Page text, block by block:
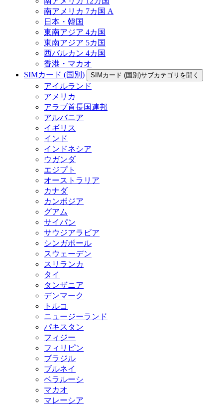
南アメリカ 7カ国 A
日本・韓国
東南アジア 4カ国
東南アジア 5カ国
西バルカン 4カ国
香港・マカオ
SIMカード (国別)
SIMカード (国別)サブカテゴリを開く
アイルランド
アメリカ
アラブ首長国連邦
アルバニア
イギリス
インド
インドネシア
ウガンダ
エジプト
オーストラリア
カナダ
カンボジア
グアム
サイパン
サウジアラビア
シンガポール
スウェーデン
スリランカ
タイ
タンザニア
デンマーク
トルコ
ニュージーランド
パキスタン
フィジー
フィリピン
ブラジル
ブルネイ
ベラルーシ
マカオ
マレーシア